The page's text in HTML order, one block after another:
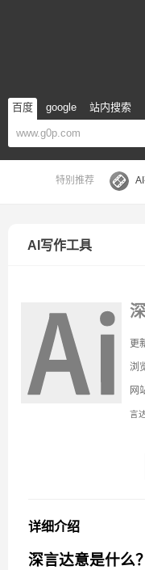
百度 google 站内搜索
特别推荐
AI写作工具
更
浏
网
言
详细介绍
深言达意是什么？